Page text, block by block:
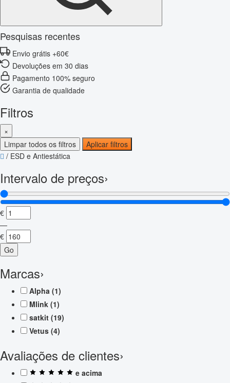
Pesquisas recentes
Envio grátis +60€
Devoluções em 30 dias
Pagamento 100% seguro
Garantia de qualidade
Filtros
×
Limpar todos os filtros
Aplicar filtros
/ ESD e Antiestática
Intervalo de preços›
€
—
€
Go
Marcas›
Alpha (1)
Mlink (1)
satkit (19)
Vetus (4)
Avaliações de clientes›
e acima